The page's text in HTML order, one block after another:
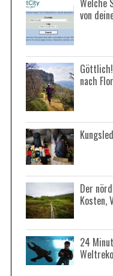
o
r
Welche
von
nach
Der
Kosten,
24